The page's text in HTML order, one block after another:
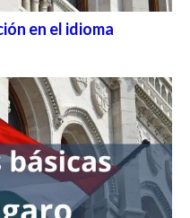
en el idioma